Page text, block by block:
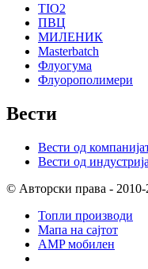
TIO2
ПВЦ
МИЛЕНИК
Masterbatch
Флуогума
Флуорополимери
Вести
Вести од
Вести од
© Авторски права - 2010-
Топли производи
Мапа на сајтот
AMP мобилен